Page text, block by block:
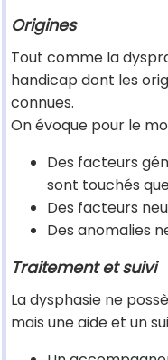
Origines
Tout comme la
handicap dont les
connues.
On évoque pour le
Des facteurs
sont touchés
Des facteurs
Des anomalies
Traitement et suivi
La dysphasie ne
mais une aide et un